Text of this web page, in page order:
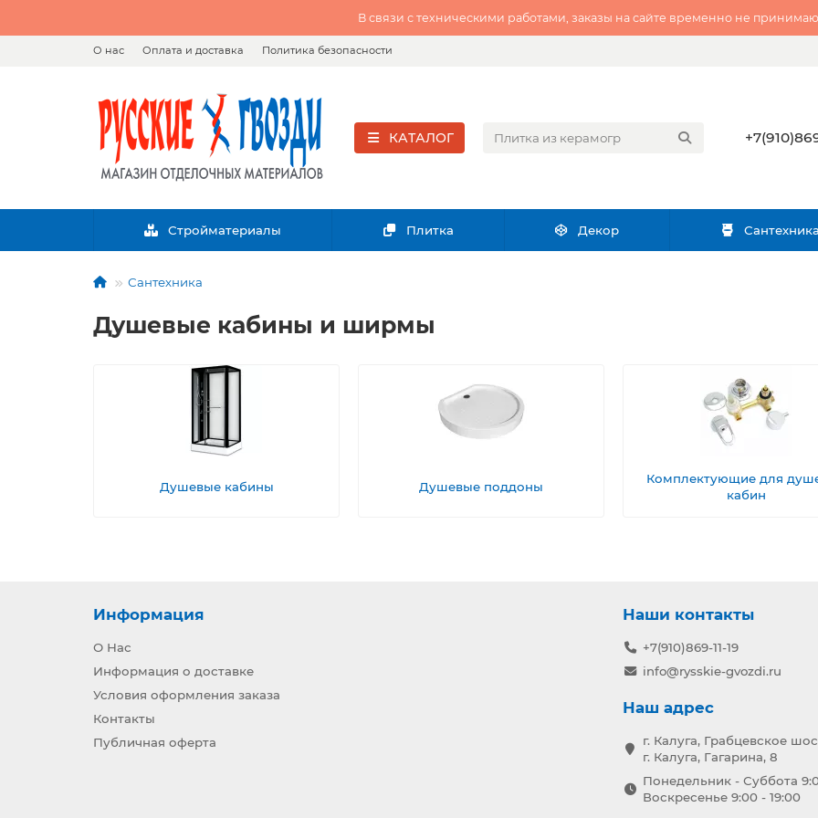
В связи с техническими работами, заказы на сайте временно не
О нас Оплата и доставка Политика безопасности
КАТАЛОГ
Стройматериалы Плитка Декор Сантехника
Сантехника
Душевые кабины и ширмы
Душевые кабины Душевые поддоны
Комплектующие для
кабин
Информация
О Нас
Информация о доставке
Условия оформления заказа
Контакты
Публичная оферта
Наши контакты
+7(910)869-11-19
info@rysskie-gvozdi.ru
Наш адрес
г. Калуга, Грабцевское
г. Калуга, Гагарина, 8
Понедельник - Суббота
Воскресенье 9:00 - 19:00